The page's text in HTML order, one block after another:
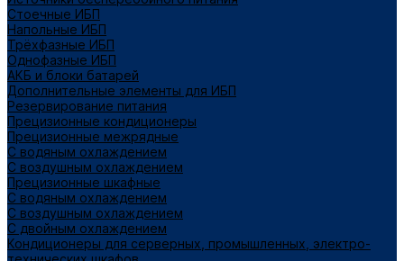
Стоечные ИБП
Напольные ИБП
Трёхфазные ИБП
Однофазные ИБП
АКБ и блоки батарей
Дополнительные элементы для ИБП
Резервирование питания
Прецизионные кондиционеры
Прецизионные межрядные
С водяным охлаждением
С воздушным охлаждением
Прецизионные шкафные
С водяным охлаждением
С воздушным охлаждением
С двойным охлаждением
Кондиционеры для серверных, промышленных, электро-